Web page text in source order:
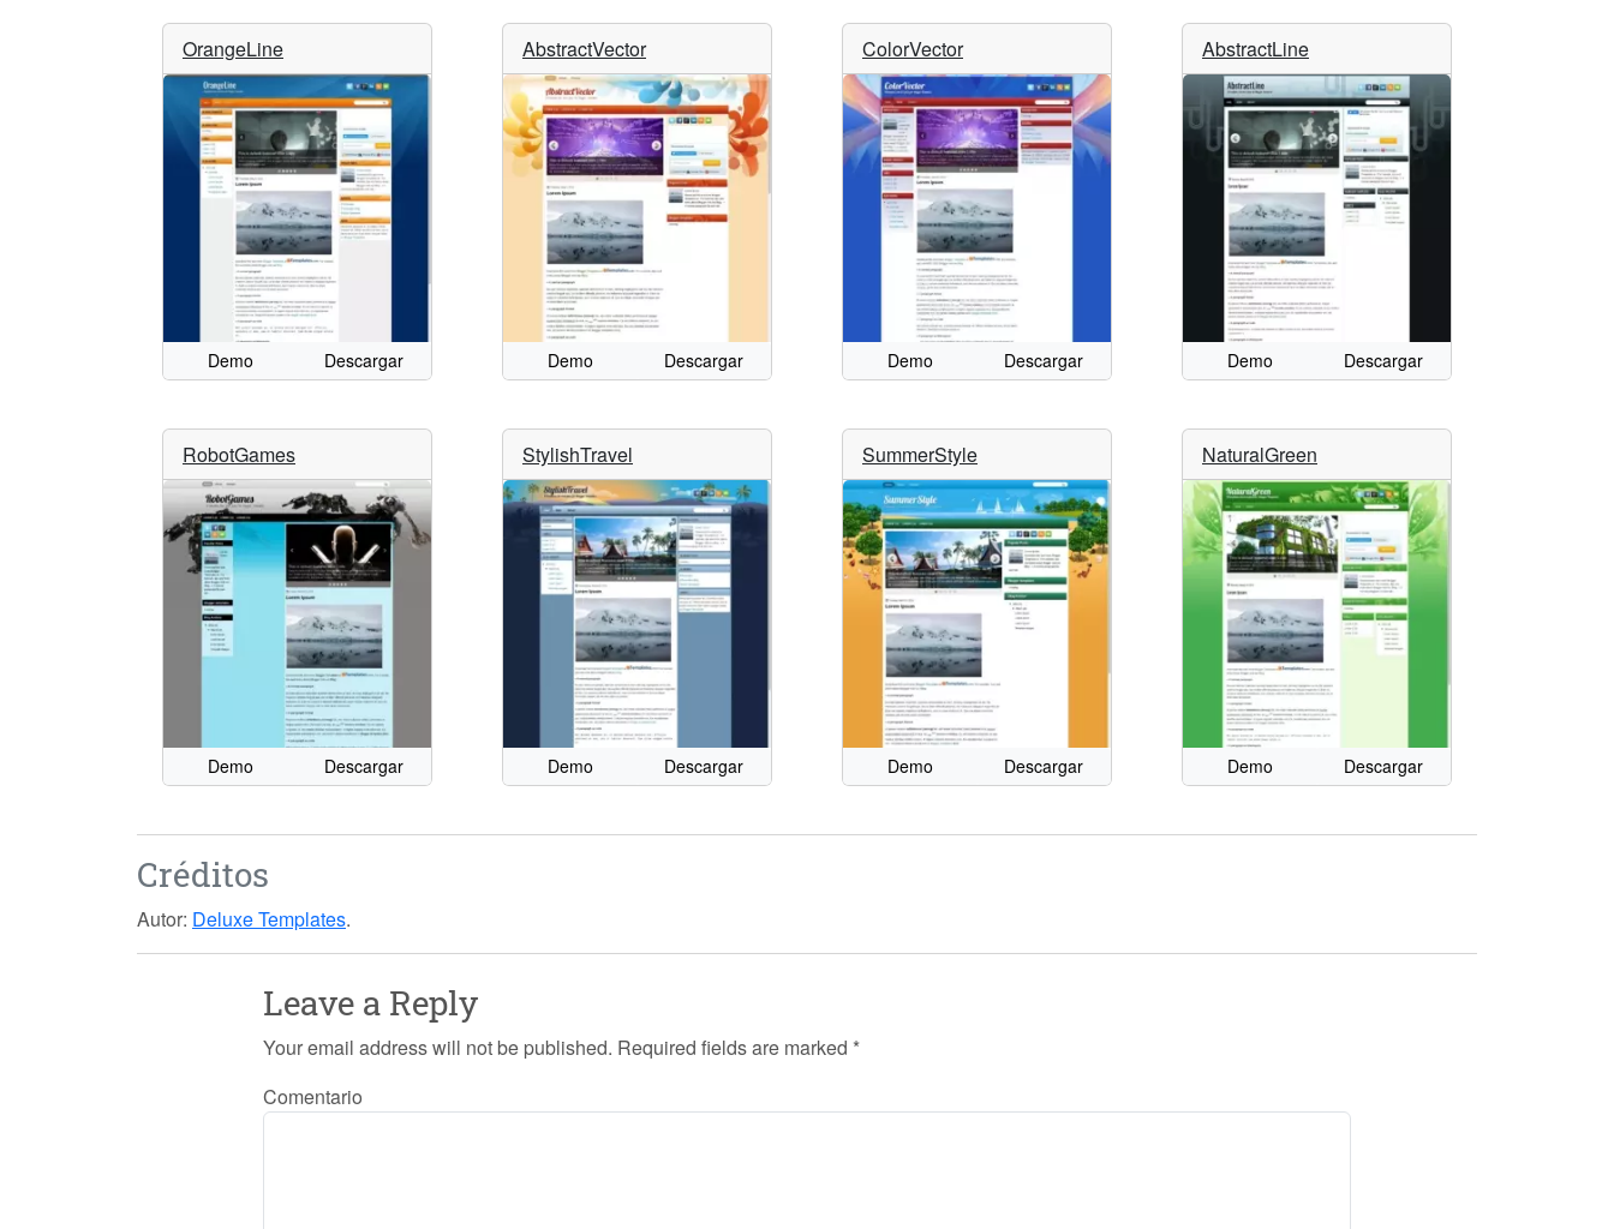
OrangeLine
Demo Descargar
AbstractVector
Demo Descargar
ColorVector
Demo Descargar
AbstractLine
Demo Descargar
RobotGames
Demo Descargar
StylishTravel
Demo Descargar
SummerStyle
Demo Descargar
NaturalGreen
Demo Descargar
Créditos
Autor: Deluxe Templates.
Leave a Reply
Your email address will not be published. Required fields are marked *
Comentario